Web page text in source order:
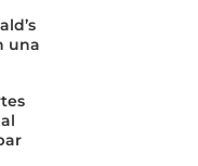
una